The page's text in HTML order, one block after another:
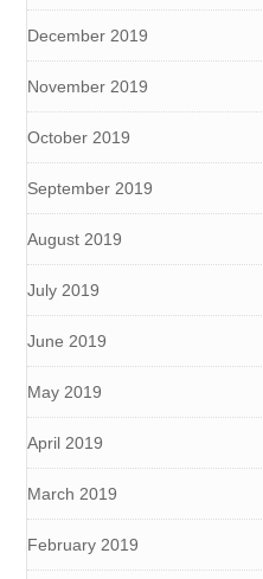
December 2019
November 2019
October 2019
September 2019
August 2019
July 2019
June 2019
May 2019
April 2019
March 2019
February 2019